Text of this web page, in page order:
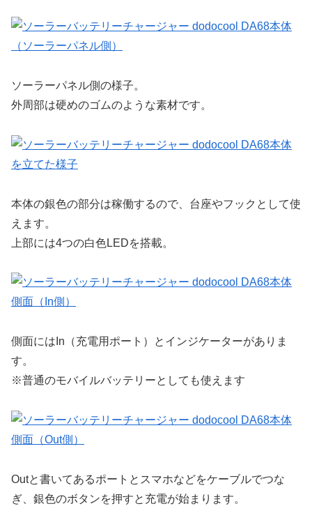
ソーラーパネル側の様子。
外周部は硬めのゴムのような素材です。
本体の銀色の部分は稼働するので、台座やフックとして使
えます。
上部には4つの白色LEDを搭載。
側面にはIn（充電用ポート）とインジケーターがありま
す。
※普通のモバイルバッテリーとしても使えます
Outと書いてあるポートとスマホなどをケーブルでつな
ぎ、銀色のボタンを押すと充電が始まります。